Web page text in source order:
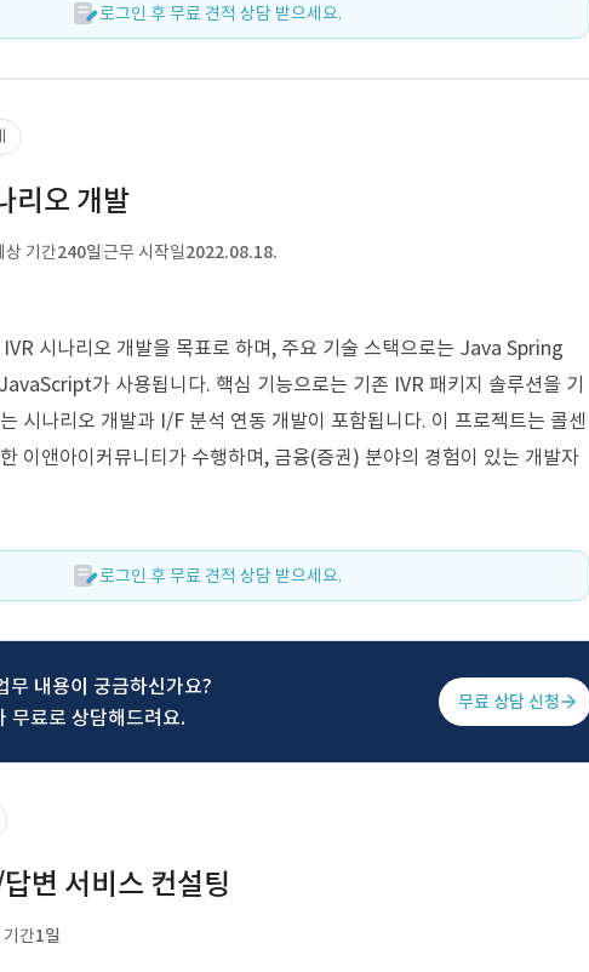
로그인 후 무료 견적 상담 받으세요.
리오 개발
상 기간240일근무 시작일2022.08.18.
시나리오 개발을 목표로 하며, 주요 기술 스택으로는 Java Spring
가 사용됩니다. 핵심 기능으로는 기존 IVR 패키지 솔루션을 기
시나리오 개발과 I/F 분석 연동 개발이 포함됩니다. 이 프로젝트는 콜센
이앤아이커뮤니티가 수행하며, 금융(증권) 분야의 경험이 있는 개발자
로그인 후 무료 견적 상담 받으세요.
무 내용이 궁금하신가요?
무료로 상담해드려요.
무료 상담 신청
변 서비스 컨설팅
기간1일